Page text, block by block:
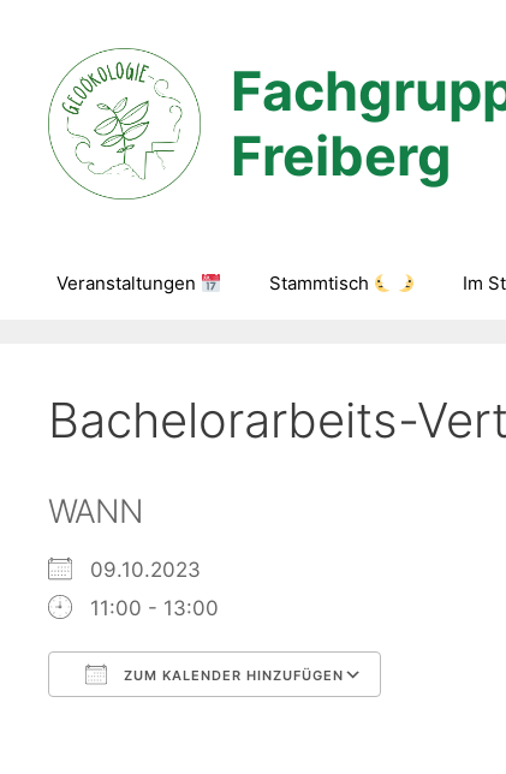
springen
Freiberg
Veranstaltungen Stammtisch Im
Bachelorarbeits-
WANN
09.10.2023
11:00 - 13:00
ZUM KALENDER HINZUFÜGEN